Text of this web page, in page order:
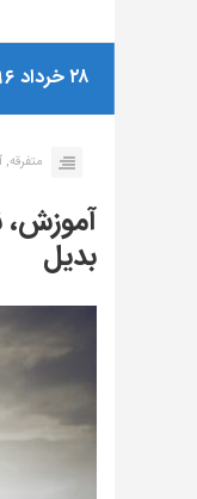
۲۸ خرداد ۱۳۹۶
متفرقه,
آموزش،
بدیل